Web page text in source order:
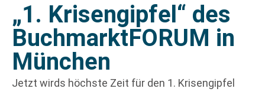
„1. Krisengipfel“ des
BuchmarktFORUM in
München
Jetzt wirds höchste Zeit für den 1. Krisengipfel